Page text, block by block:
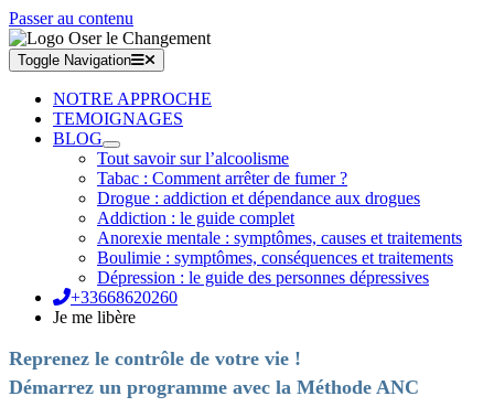
Passer au contenu
Toggle Navigation
NOTRE APPROCHE
TEMOIGNAGES
BLOG
Tout savoir sur l’alcoolisme
Tabac : Comment arrêter de fumer ?
Drogue : addiction et dépendance aux drogues
Addiction : le guide complet
Anorexie mentale : symptômes, causes et traitements
Boulimie : symptômes, conséquences et traitements
Dépression : le guide des personnes dépressives
+33668620260
Je me libère
Reprenez le contrôle de votre vie !
Démarrez un programme avec la Méthode ANC